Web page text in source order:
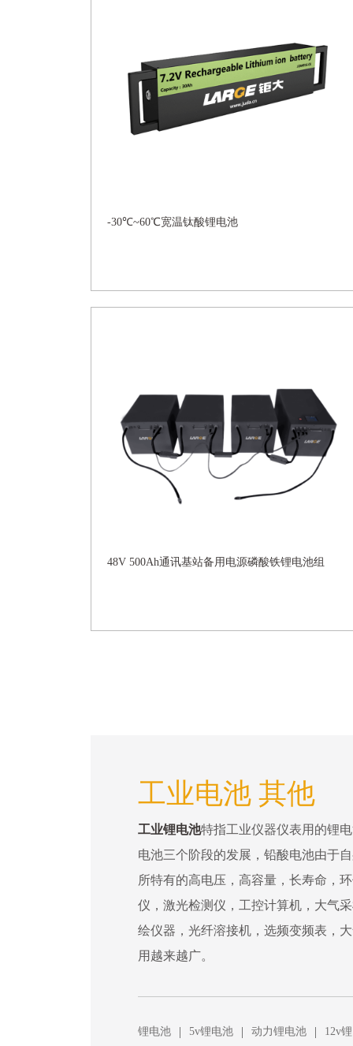
-30℃~60℃宽温钛酸锂电池
48V 500Ah通讯基站备用电源磷酸铁锂电池组
工业电池 其他
工业锂电池特指工业仪器仪表用的锂
电池三个阶段的发展，铅酸电池由于
所特有的高电压，高容量，长寿命，
仪，激光检测仪，工控计算机，大气
绘仪器，光纤溶接机，选频变频表，
用越来越广。
锂电池 | 5v锂电池 | 动力锂电池 | 12v